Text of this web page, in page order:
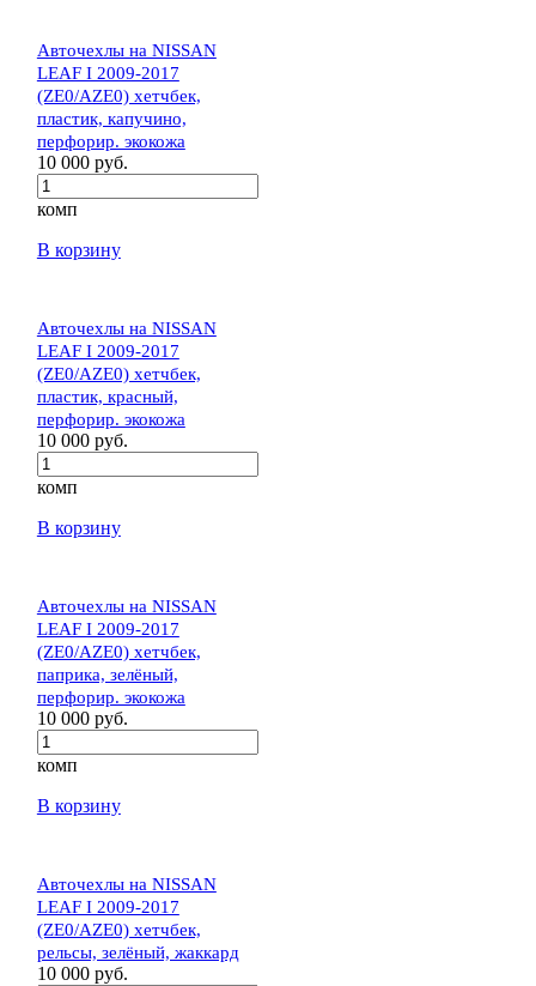
Авточехлы на NISSAN
LEAF I 2009-2017
(ZE0/AZE0) хетчбек,
пластик, капучино,
перфорир. экокожа
10 000 руб.
комп
В корзину
Авточехлы на NISSAN
LEAF I 2009-2017
(ZE0/AZE0) хетчбек,
пластик, красный,
перфорир. экокожа
10 000 руб.
комп
В корзину
Авточехлы на NISSAN
LEAF I 2009-2017
(ZE0/AZE0) хетчбек,
паприка, зелёный,
перфорир. экокожа
10 000 руб.
комп
В корзину
Авточехлы на NISSAN
LEAF I 2009-2017
(ZE0/AZE0) хетчбек,
рельсы, зелёный, жаккард
10 000 руб.